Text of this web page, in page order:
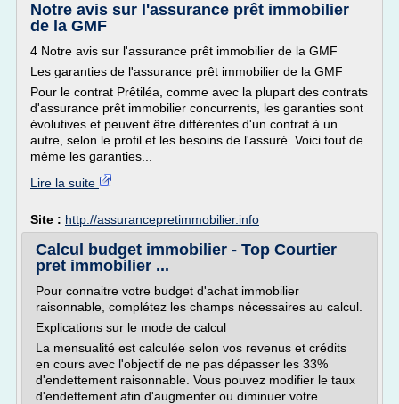
Notre avis sur l'assurance prêt immobilier
de la GMF
4 Notre avis sur l'assurance prêt immobilier de la GMF
Les garanties de l'assurance prêt immobilier de la GMF
Pour le contrat Prêtiléa, comme avec la plupart des contrats
d'assurance prêt immobilier concurrents, les garanties sont
évolutives et peuvent être différentes d'un contrat à un
autre, selon le profil et les besoins de l'assuré. Voici tout de
même les garanties...
Lire la suite
Site : http://assurancepretimmobilier.info
Calcul budget immobilier - Top Courtier
pret immobilier ...
Pour connaitre votre budget d'achat immobilier
raisonnable, complétez les champs nécessaires au calcul.
Explications sur le mode de calcul
La mensualité est calculée selon vos revenus et crédits
en cours avec l'objectif de ne pas dépasser les 33%
d'endettement raisonnable. Vous pouvez modifier le taux
d'endettement afin d'augmenter ou diminuer votre